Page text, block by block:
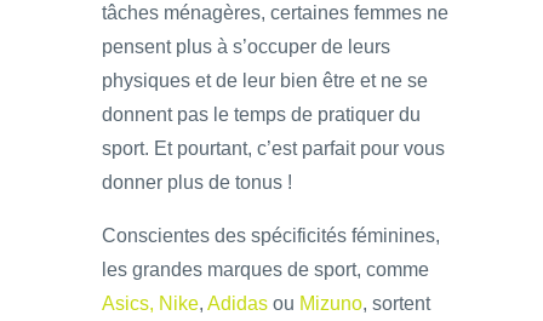
tâches ménagères, certaines femmes ne
pensent plus à s’occuper de leurs
physiques et de leur bien être et ne se
donnent pas le temps de pratiquer du
sport. Et pourtant, c’est parfait pour vous
donner plus de tonus !
Conscientes des spécificités féminines,
les grandes marques de sport, comme
Asics, Nike, Adidas ou Mizuno, sortent